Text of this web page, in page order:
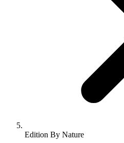
Edition By Nature